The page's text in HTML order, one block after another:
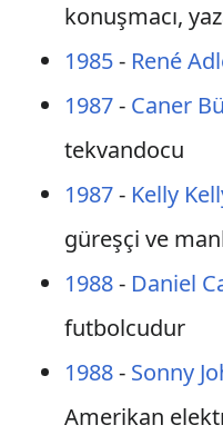
konuşmacı,
1985- René
1987- Caner
tekvandocu
1987- Kelly
güreşçi ve
1988- Daniel
futbolcudur
1988- Sonny
Amerikan